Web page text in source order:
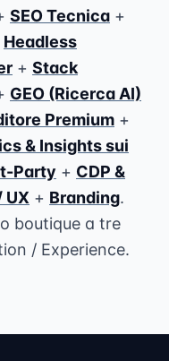
SEO Tecnica +
Headless
+ Stack
GEO (Ricerca AI)
Premium +
& Insights sui
Party + CDP &
UX + Branding.
boutique a tre
/ Experience.